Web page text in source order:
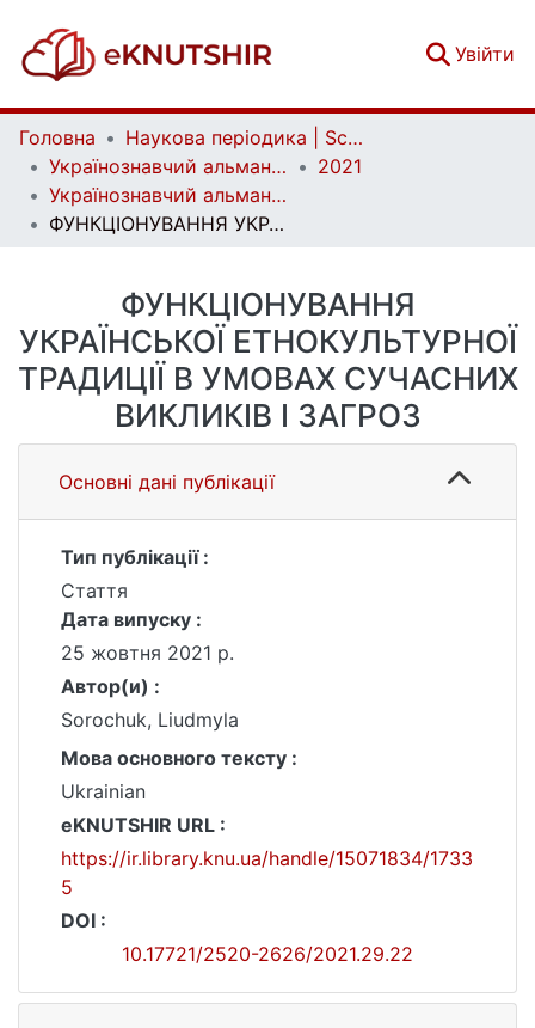
Увійти
Головна
Наукова періодика | Scientific periodicals
Українознавчий альманах | Almanac of Ukrainian Studies
2021
Українознавчий альманах. Випуск 29
ФУНКЦІОНУВАННЯ УКРАЇНСЬКОЇ ЕТНОКУЛЬТУРНОЇ ТРАДИЦІЇ В УМОВАХ СУЧАСНИХ ВИКЛИКІВ І ЗАГРОЗ
ФУНКЦІОНУВАННЯ
УКРАЇНСЬКОЇ ЕТНОКУЛЬТУРНОЇ
ТРАДИЦІЇ В УМОВАХ СУЧАСНИХ
ВИКЛИКІВ І ЗАГРОЗ
Основні дані публікації
Тип публікації :
Стаття
Дата випуску :
25 жовтня 2021 р.
Автор(и) :
Sorochuk, Liudmyla
Мова основного тексту :
Ukrainian
eKNUTSHIR URL :
https://ir.library.knu.ua/handle/15071834/1733
5
DOI :
10.17721/2520-2626/2021.29.22